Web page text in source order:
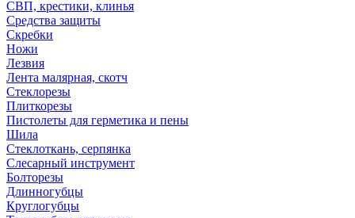
СВП, крестики, клинья
Средства защиты
Скребки
Ножи
Лезвия
Лента малярная, скотч
Стеклорезы
Плиткорезы
Пистолеты для герметика и пены
Шила
Стеклоткань, серпянка
Слесарный инструмент
Болторезы
Длинногубцы
Круглогубцы